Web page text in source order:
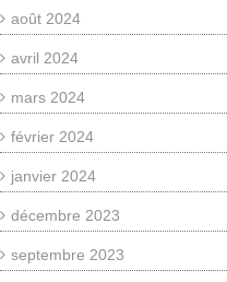
août 2024
avril 2024
mars 2024
février 2024
janvier 2024
décembre 2023
septembre 2023